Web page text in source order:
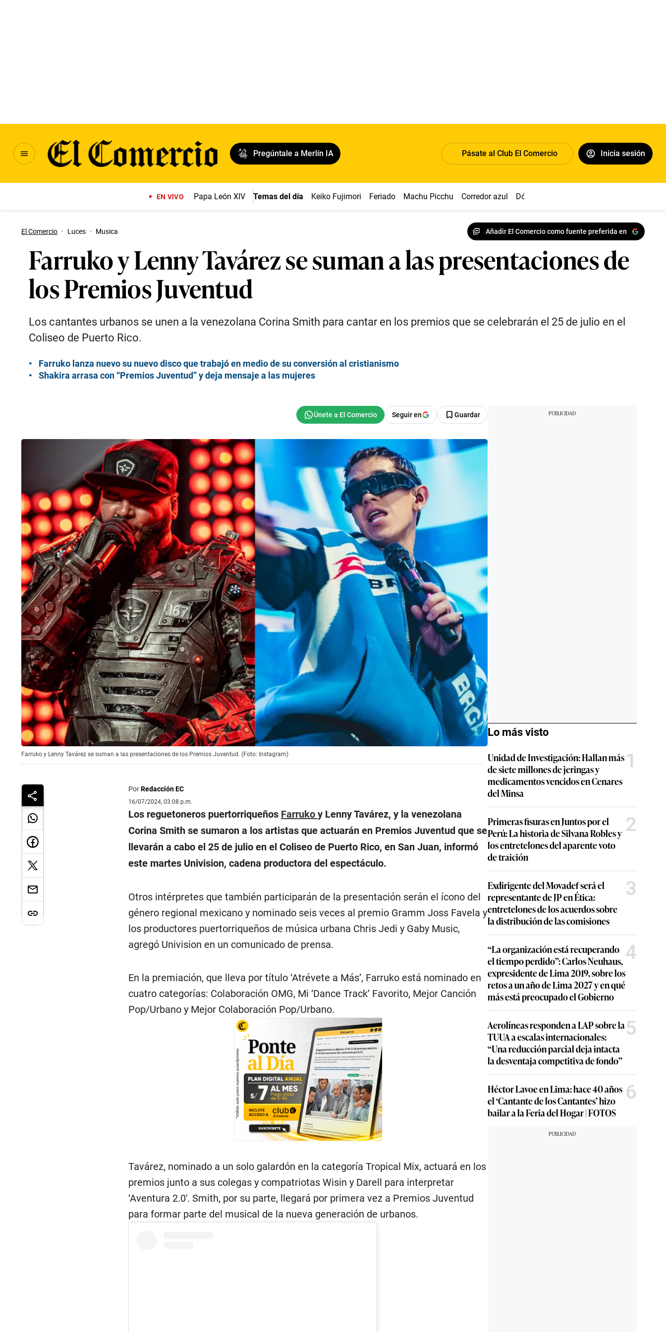
Pregúntale a Merlín IA Pásate al Club El Comercio Inicia sesión
EN VIVO Papa León XIV Temas del día Keiko Fujimori Feriado Machu Picchu Corredor azul Dólar
El Comercio · Luces · Musica Añadir El Comercio como fuente preferida en
Farruko y Lenny Tavárez se suman a las presentaciones de
los Premios Juventud
Los cantantes urbanos se unen a la venezolana Corina Smith para cantar en los premios que se celebrarán el 25 de julio en el
Coliseo de Puerto Rico.
Farruko lanza nuevo su nuevo disco que trabajó en medio de su conversión al cristianismo
Shakira arrasa con “Premios Juventud” y deja mensaje a las mujeres
Seguir en Guardar
Farruko y Lenny Tavárez se suman a las presentaciones de los Premios Juventud. (Foto: Instagram)
PorRedacción EC
16/07/2024, 03:08 p.m.
Los reguetoneros puertorriqueños Farruko y Lenny Tavárez, y la venezolana
Corina Smith se sumaron a los artistas que actuarán en Premios Juventud que se
llevarán a cabo el 25 de julio en el Coliseo de Puerto Rico, en San Juan, informó
este martes Univision, cadena productora del espectáculo.
Otros intérpretes que también participarán de la presentación serán el ícono del
género regional mexicano y nominado seis veces al premio Gramm Joss Favela y
los productores puertorriqueños de música urbana Chris Jedi y Gaby Music,
agregó Univision en un comunicado de prensa.
En la premiación, que lleva por título ‘Atrévete a Más’, Farruko está nominado en
cuatro categorías: Colaboración OMG, Mi ‘Dance Track’ Favorito, Mejor Canción
Pop/Urbano y Mejor Colaboración Pop/Urbano.
Tavárez, nominado a un solo galardón en la categoría Tropical Mix, actuará en los
premios junto a sus colegas y compatriotas Wisin y Darell para interpretar
‘Aventura 2.0′. Smith, por su parte, llegará por primera vez a Premios Juventud
para formar parte del musical de la nueva generación de urbanos.
Lo más visto
Unidad de Investigación: Hallan más
de siete millones de jeringas y
medicamentos vencidos en Cenares
del Minsa
1
Primeras fisuras en Juntos por el
Perú: La historia de Silvana Robles y
los entretelones del aparente voto
de traición
2
Exdirigente del Movadef será el
representante de JP en Ética:
entretelones de los acuerdos sobre
la distribución de las comisiones
3
“La organización está recuperando
el tiempo perdido”: Carlos Neuhaus,
expresidente de Lima 2019, sobre los
retos a un año de Lima 2027 y en qué
más está preocupado el Gobierno
4
Aerolíneas responden a LAP sobre la
TUUA a escalas internacionales:
“Una reducción parcial deja intacta
la desventaja competitiva de fondo”
5
Héctor Lavoe en Lima: hace 40 años
el ‘Cantante de los Cantantes’ hizo
bailar a la Feria del Hogar | FOTOS
6